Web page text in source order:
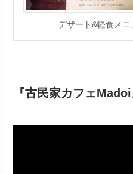
デザート&軽食メニ
『古民家カフェ